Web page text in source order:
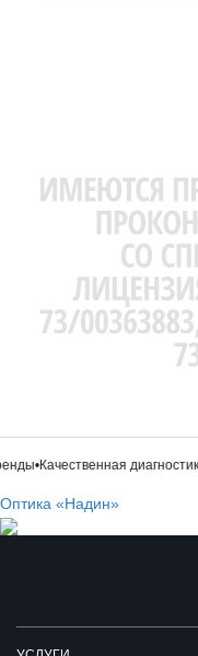
•Качественная диагностика•
Оптика «Надин»